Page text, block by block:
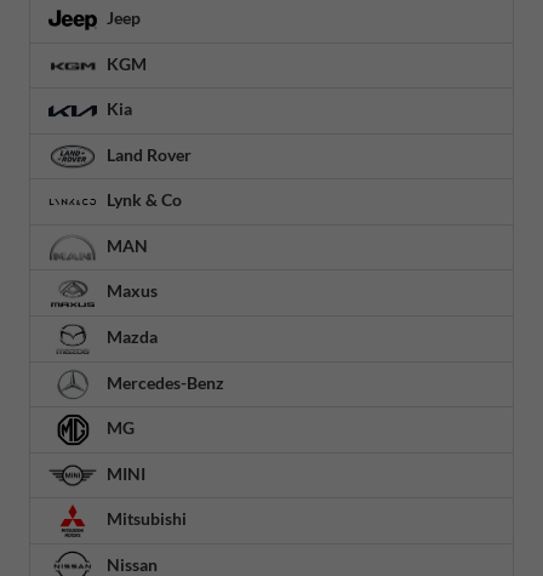
Jeep
KGM
Kia
Land Rover
Lynk & Co
MAN
Maxus
Mazda
Mercedes-Benz
MG
MINI
Mitsubishi
Nissan